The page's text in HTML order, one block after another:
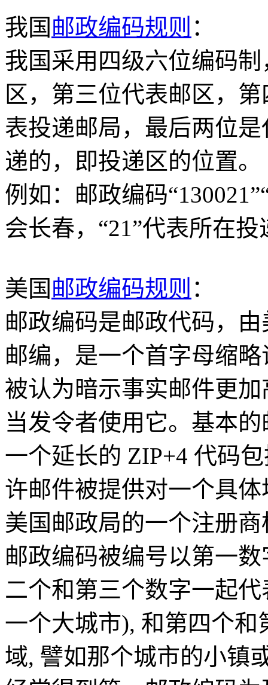
我国 邮政编码规则 ：
我国采用四级六位编码
区，第三位代表邮区，
表投递邮局，最后两位
递的，即投递区的位置。
例如：邮政编码
会长春，“21”代表所在投
美国 邮政编码规则 ：
邮政编码是邮政代码，
邮编，是一个首字母缩
被认为暗示事实邮件更
当发令者使用它。基本
一个延长的 ZIP+4 代码
许邮件被提供对一个具
美国邮政局的一个注册商
邮政编码被编号以第一
二个和第三个数字一起
一个大城市), 和第四个
域, 譬如那个城市的小镇